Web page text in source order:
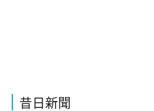
昔日新聞